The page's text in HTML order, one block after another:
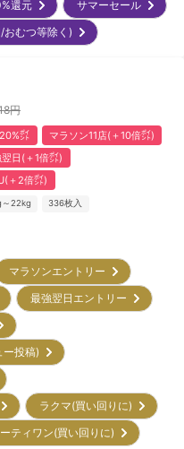
還元
サマーセール
/おむつ等除く)
円
㌽
マラソン11店(＋10倍㌽)
日(＋1倍㌽)
＋2倍㌽)
～22kg 336枚入
マラソンエントリー
最強翌日エントリー
ー投稿)
ラクマ(買い回りに)
ティワン(買い回りに)